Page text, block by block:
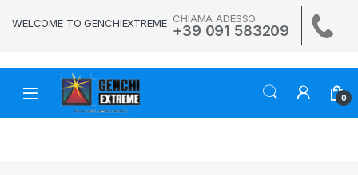
WELCOME TO GENCHIEXTREME CHIAMA ADESSO
+39 091 583209
0